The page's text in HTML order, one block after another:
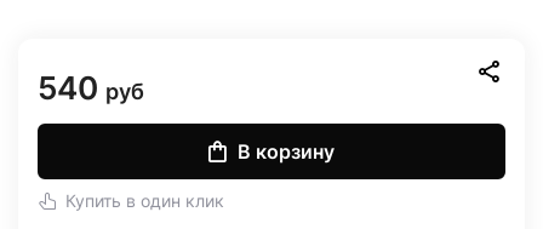
540 руб
В корзину
Купить в один клик